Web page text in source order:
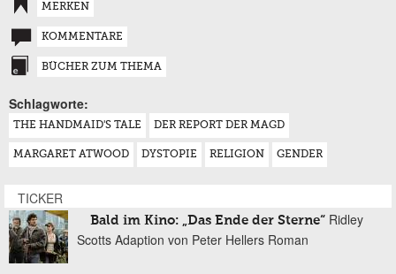
MERKEN
KOMMENTARE
BÜCHER ZUM THEMA
Schlagworte:
THE HANDMAID'S TALE DER REPORT DER MAGD
MARGARET ATWOOD DYSTOPIE RELIGION GENDER
TICKER
Bald im Kino: „Das Ende der Sterne“ Ridley
Scotts Adaption von Peter Hellers Roman